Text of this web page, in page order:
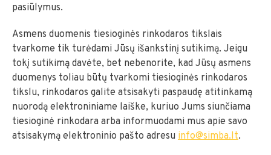
pasiūlymus.
Asmens duomenis tiesioginės rinkodaros tikslais
tvarkome tik turėdami Jūsų išankstinį sutikimą. Jeigu
tokį sutikimą davėte, bet nebenorite, kad Jūsų asmens
duomenys toliau būtų tvarkomi tiesioginės rinkodaros
tikslu, rinkodaros galite atsisakyti paspaudę atitinkamą
nuorodą elektroniniame laiške, kuriuo Jums siunčiama
tiesioginė rinkodara arba informuodami mus apie savo
atsisakymą elektroninio pašto adresu info@simba.lt.